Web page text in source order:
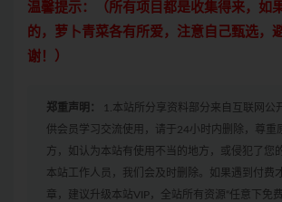
温馨提示：（所有项目都是收集得来，如
的，萝卜青菜各有所爱，注意自己甄选，
谢！）
郑重声明：
1.本站所分享资料部分来自互联网公
供会员学习交流使用，请于24小时内删除，尊重
方，如认为本站有使用不当的地方，或侵犯了您
本站工作人员，我们会及时删除。如果遇到付费
章，建议升级本站VIP，全站所有资源“任意下免费